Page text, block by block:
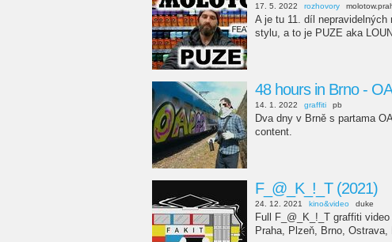
17. 5. 2022 rozhovory
A je tu 11. díl
stylu, a to je PUZE aka
48 hours in Brno -
14. 1. 2022 graffiti pb
Dva dny v Brně s partama
content.
F_@_K_!_T (2021)
24. 12. 2021 kino&video duke
Full F_@_K_!_T graffiti
Praha, Plzeň, Brno,